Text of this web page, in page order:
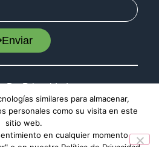
Enviar
De Privacidad
Cookies
De Sitio
similares para almacenar,
personales como su visita en este
sitio web.
en cualquier momento